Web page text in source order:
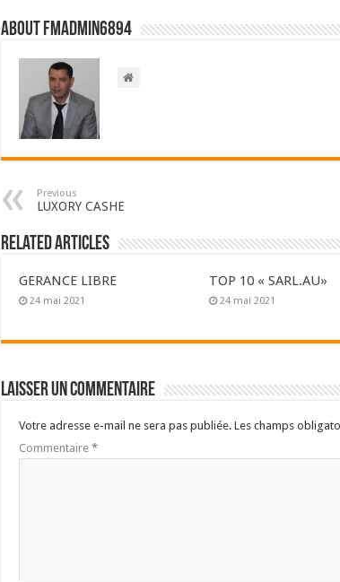
About FMadmin6894
Previous
LUXORY CASHE
Related Articles
GERANCE LIBRE
24 mai 2021
TOP 10 « SARL.AU»
24 mai 2021
Laisser un commentaire
Votre adresse e-mail ne sera pas publiée. Les champs
Commentaire *